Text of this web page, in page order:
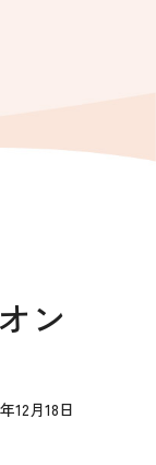
ン
12月18日